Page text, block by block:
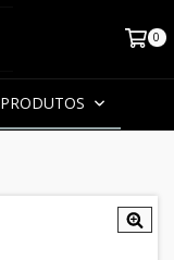
0
PRODUTOS